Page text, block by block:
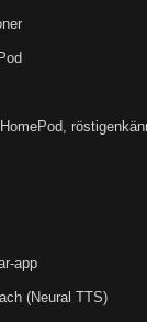
app
(Neural TTS)